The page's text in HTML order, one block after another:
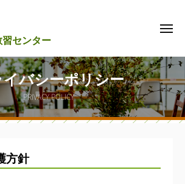
センター
メ
ー
バシーポリシー
PRIVACY POLICY
方針